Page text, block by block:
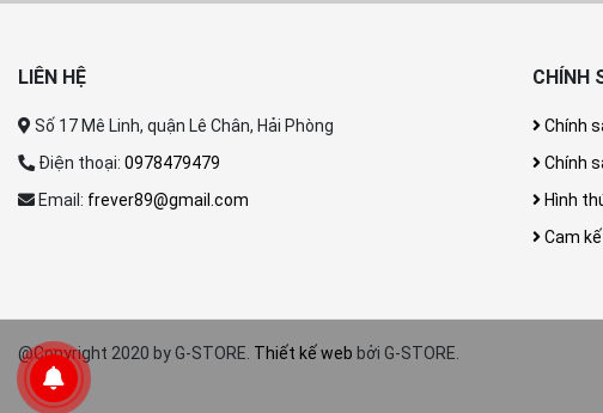
LIÊN HỆ
Số 17 Mê Linh, quận Lê Chân, Hải Phòng
Điện thoại: 0978479479
Email: frever89@gmail.com
CHÍNH
Chính
Chính
Hình
Cam
@Copyright 2020 by G-STORE. Thiết kế web bởi G-STORE.